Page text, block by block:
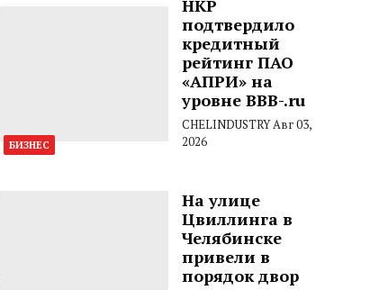
БИЗНЕС
НКР
подтвердило
кредитный
рейтинг ПАО
«АПРИ» на
уровне BBB-.ru
CHELINDUSTRYАвг 03,
2026
На улице
Цвиллинга в
Челябинске
привели в
порядок двор